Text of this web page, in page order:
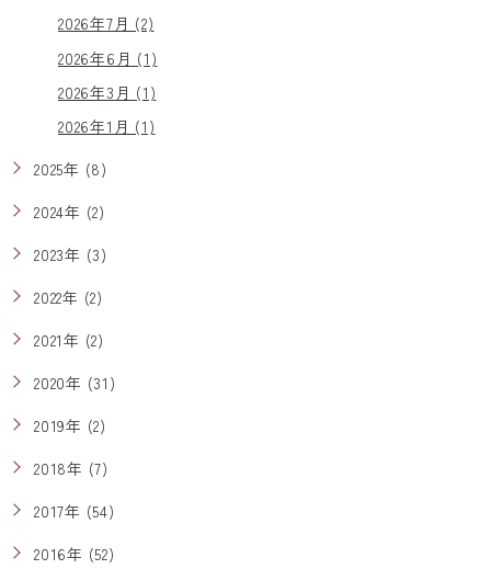
2026年7月 (2)
2026年6月 (1)
2026年3月 (1)
2026年1月 (1)
2025年 (8)
2024年 (2)
2023年 (3)
2022年 (2)
2021年 (2)
2020年 (31)
2019年 (2)
2018年 (7)
2017年 (54)
2016年 (52)